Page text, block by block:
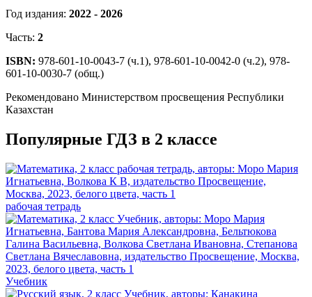
Год издания: 2022 - 2026
Часть: 2
ISBN: 978-601-10-0043-7 (ч.1), 978-601-10-0042-0 (ч.2), 978-
601-10-0030-7 (общ.)
Рекомендовано Министерством просвещения Республики
Казахстан
Популярные ГДЗ в 2 классе
рабочая тетрадь
Учебник